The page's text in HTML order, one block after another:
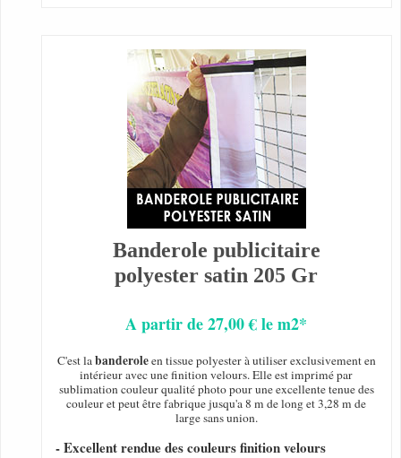
Banderole publicitaire
polyester satin 205 Gr
A partir de 27,00 € le m2*
C'est labanderoleen tissue polyester à utiliser exclusivement en
intérieur avec une finition velours. Elle est imprimé par
sublimation couleur qualité photo pour une excellente tenue des
couleur et peut être fabrique jusqu'a 8 m de long et 3,28 m de
large sans union.
- Excellent rendue des couleurs finition velours